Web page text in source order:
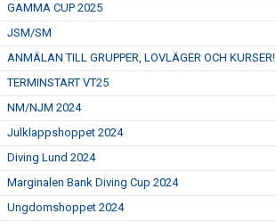
GAMMA CUP 2025
JSM/SM
ANMÄLAN TILL GRUPPER, LOVLÄGER OCH KURSER!
TERMINSTART VT25
NM/NJM 2024
Julklappshoppet 2024
Diving Lund 2024
Marginalen Bank Diving Cup 2024
Ungdomshoppet 2024